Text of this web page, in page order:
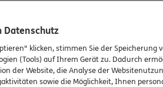
Datenschutz
klicken, stimmen Sie der Speicherung
(Tools) auf Ihrem Gerät zu. Dadurch
der Website, die Analyse der
sowie die Möglichkeit, Ihnen